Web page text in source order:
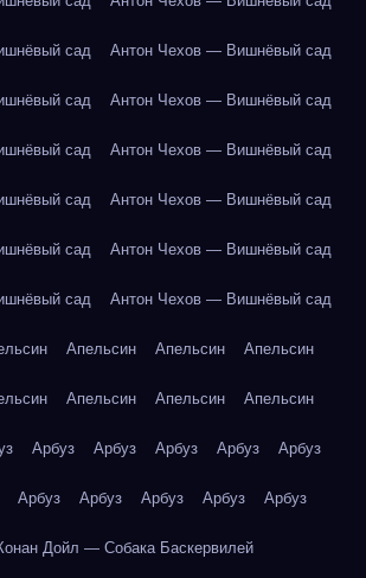
сад Антон Чехов — Вишнёвый сад
сад Антон Чехов — Вишнёвый сад
сад Антон Чехов — Вишнёвый сад
сад Антон Чехов — Вишнёвый сад
сад Антон Чехов — Вишнёвый сад
сад Антон Чехов — Вишнёвый сад
Апельсин Апельсин Апельсин
Апельсин Апельсин Апельсин
Арбуз Арбуз Арбуз Арбуз Арбуз
Арбуз Арбуз Арбуз Арбуз Арбуз
Дойл — Собака Баскервилей